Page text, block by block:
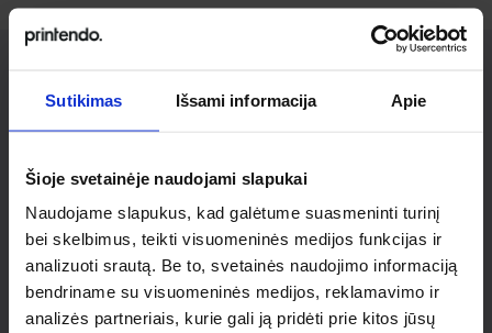
Sutikimas Išsami informacija Apie
Šioje svetainėje naudojami slapukai
Naudojame slapukus, kad galėtume suasmeninti turinį
bei skelbimus, teikti visuomeninės medijos funkcijas ir
analizuoti srautą. Be to, svetainės naudojimo informaciją
bendriname su visuomeninės medijos, reklamavimo ir
analizės partneriais, kurie gali ją pridėti prie kitos jūsų
Ieškai
individualaus
sprendimo?
Susisiek su mumis dėl
nestandartinio produkto aptarimo.